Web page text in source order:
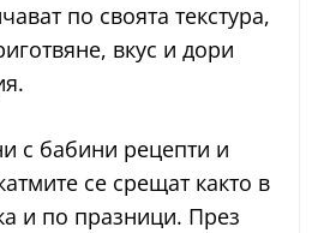
по своята текстура,
вкус и дори
с бабини рецепти и
се срещат както в
и по празници. През